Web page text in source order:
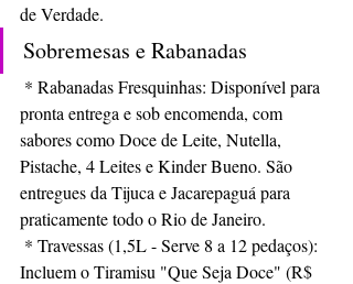
de Verdade.
Sobremesas e Rabanadas
pronta entrega e sob encomenda, com
sabores como Doce de Leite, Nutella,
Pistache, 4 Leites e Kinder Bueno. São
entregues da Tijuca e Jacarepaguá para
praticamente todo o Rio de Janeiro.
Incluem o Tiramisu "Que Seja Doce" (R$